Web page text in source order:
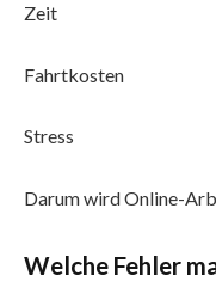
Zeit
Fahrtkosten
Stress
Darum wird Online-
Welche Fehler